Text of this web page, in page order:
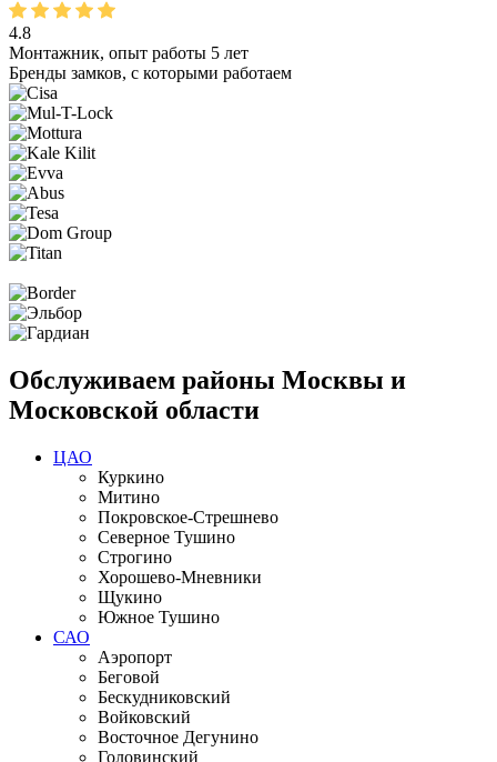
4.8
Монтажник, опыт работы 5 лет
Бренды замков, с которыми работаем
Обслуживаем районы Москвы и
Московской области
ЦАО
Куркино
Митино
Покровское-Стрешнево
Северное Тушино
Строгино
Хорошево-Мневники
Щукино
Южное Тушино
САО
Аэропорт
Беговой
Бескудниковский
Войковский
Восточное Дегунино
Головинский